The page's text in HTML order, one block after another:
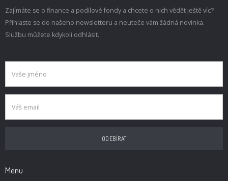
Zajímáte se o finance a podílové fondy a chcete o nich vědět ještě víc?
Přihlaste se do našeho newsletteru a neuteče vám žádná novinka.
Službu můžete kdykoli odhlásit.
Menu